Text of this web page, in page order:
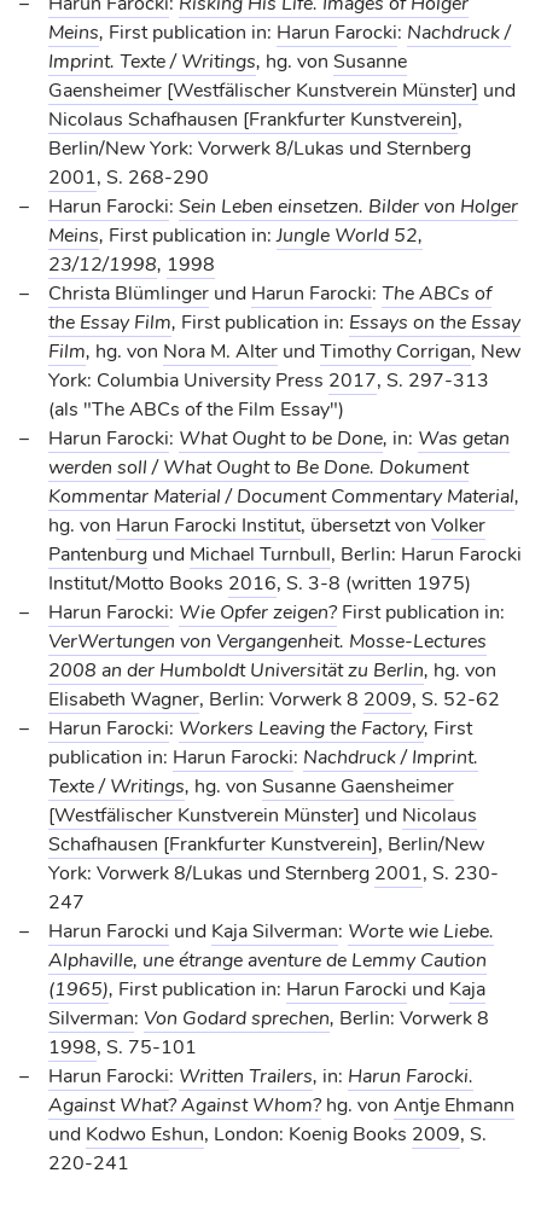
Meins, First publication in: Harun Farocki: Nachdruck /
Imprint. Texte / Writings, hg. von Susanne
Gaensheimer [Westfälischer Kunstverein Münster] und
Nicolaus Schafhausen [Frankfurter Kunstverein],
Berlin/New York: Vorwerk 8/Lukas und Sternberg
2001, S. 268-290
Harun Farocki: Sein Leben einsetzen. Bilder von Holger
Meins, First publication in:Jungle World 52,
23/12/1998, 1998
Christa Blümlinger und Harun Farocki: The ABCs of
the Essay Film, First publication in: Essays on the Essay
Film, hg. von Nora M. Alter undTimothy Corrigan, New
York: Columbia University Press 2017, S. 297-313
(als "The ABCs of the Film Essay")
Harun Farocki: What Ought to be Done, in: Was getan
werden soll / What Ought to Be Done. Dokument
Kommentar Material / Document Commentary Material,
hg. von Harun Farocki Institut, übersetzt von Volker
Pantenburg und Michael Turnbull, Berlin: Harun Farocki
Institut/Motto Books 2016, S. 3-8 (written 1975)
Harun Farocki: Wie Opfer zeigen? First publication in:
VerWertungen von Vergangenheit. Mosse-Lectures
2008 an der Humboldt Universität zu Berlin, hg. von
Elisabeth Wagner, Berlin: Vorwerk 8 2009, S. 52-62
Harun Farocki: Workers Leaving the Factory, First
publication in: Harun Farocki: Nachdruck / Imprint.
Texte / Writings, hg. von Susanne Gaensheimer
[Westfälischer Kunstverein Münster] und Nicolaus
Schafhausen [Frankfurter Kunstverein], Berlin/New
York: Vorwerk 8/Lukas und Sternberg 2001, S. 230-
247
Harun Farocki und Kaja Silverman: Worte wie Liebe.
Alphaville, une étrange aventure de Lemmy Caution
(1965), First publication in: Harun Farocki und Kaja
Silverman: Von Godard sprechen, Berlin: Vorwerk 8
1998, S. 75-101
Harun Farocki: Written Trailers, in: Harun Farocki.
Against What? Against Whom? hg. von Antje Ehmann
und Kodwo Eshun, London: Koenig Books 2009, S.
220-241